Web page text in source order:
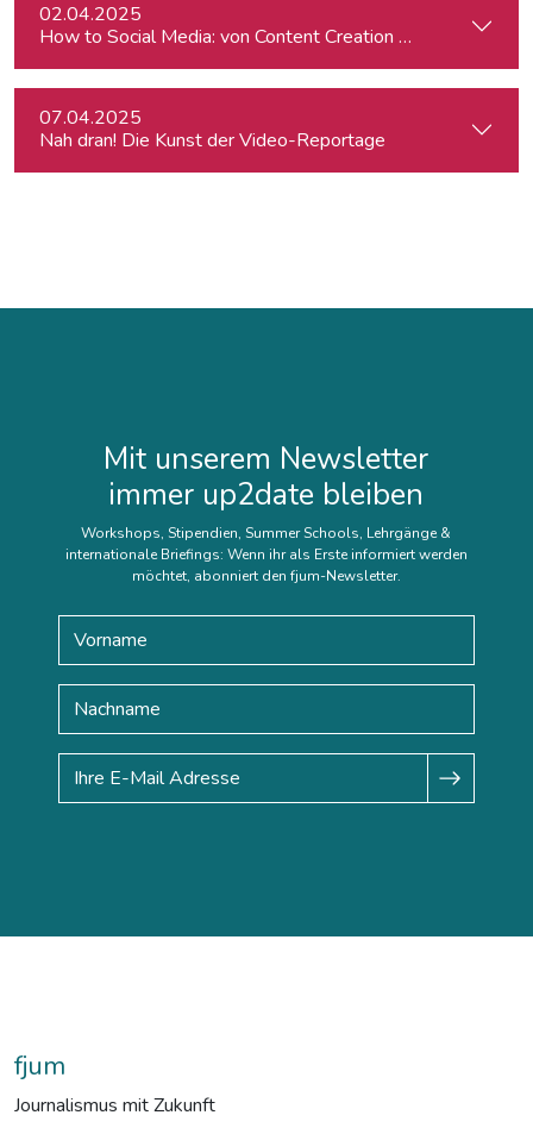
02.04.2025
How to Social Media: von Content Creation bis zum
07.04.2025
Nah dran! Die Kunst der Video-Reportage
Mit unserem Newsletter
immer up2date bleiben
Workshops, Stipendien, Summer Schools, Lehrgänge &
internationale Briefings: Wenn ihr als Erste informiert werden
möchtet, abonniert den fjum-Newsletter.
fjum
Journalismus mit Zukunft